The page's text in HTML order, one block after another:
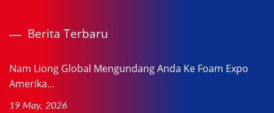
Berita Terbaru
Nam Liong Global Mengundang Anda Ke Foam Expo
Amerika...
19 May, 2026